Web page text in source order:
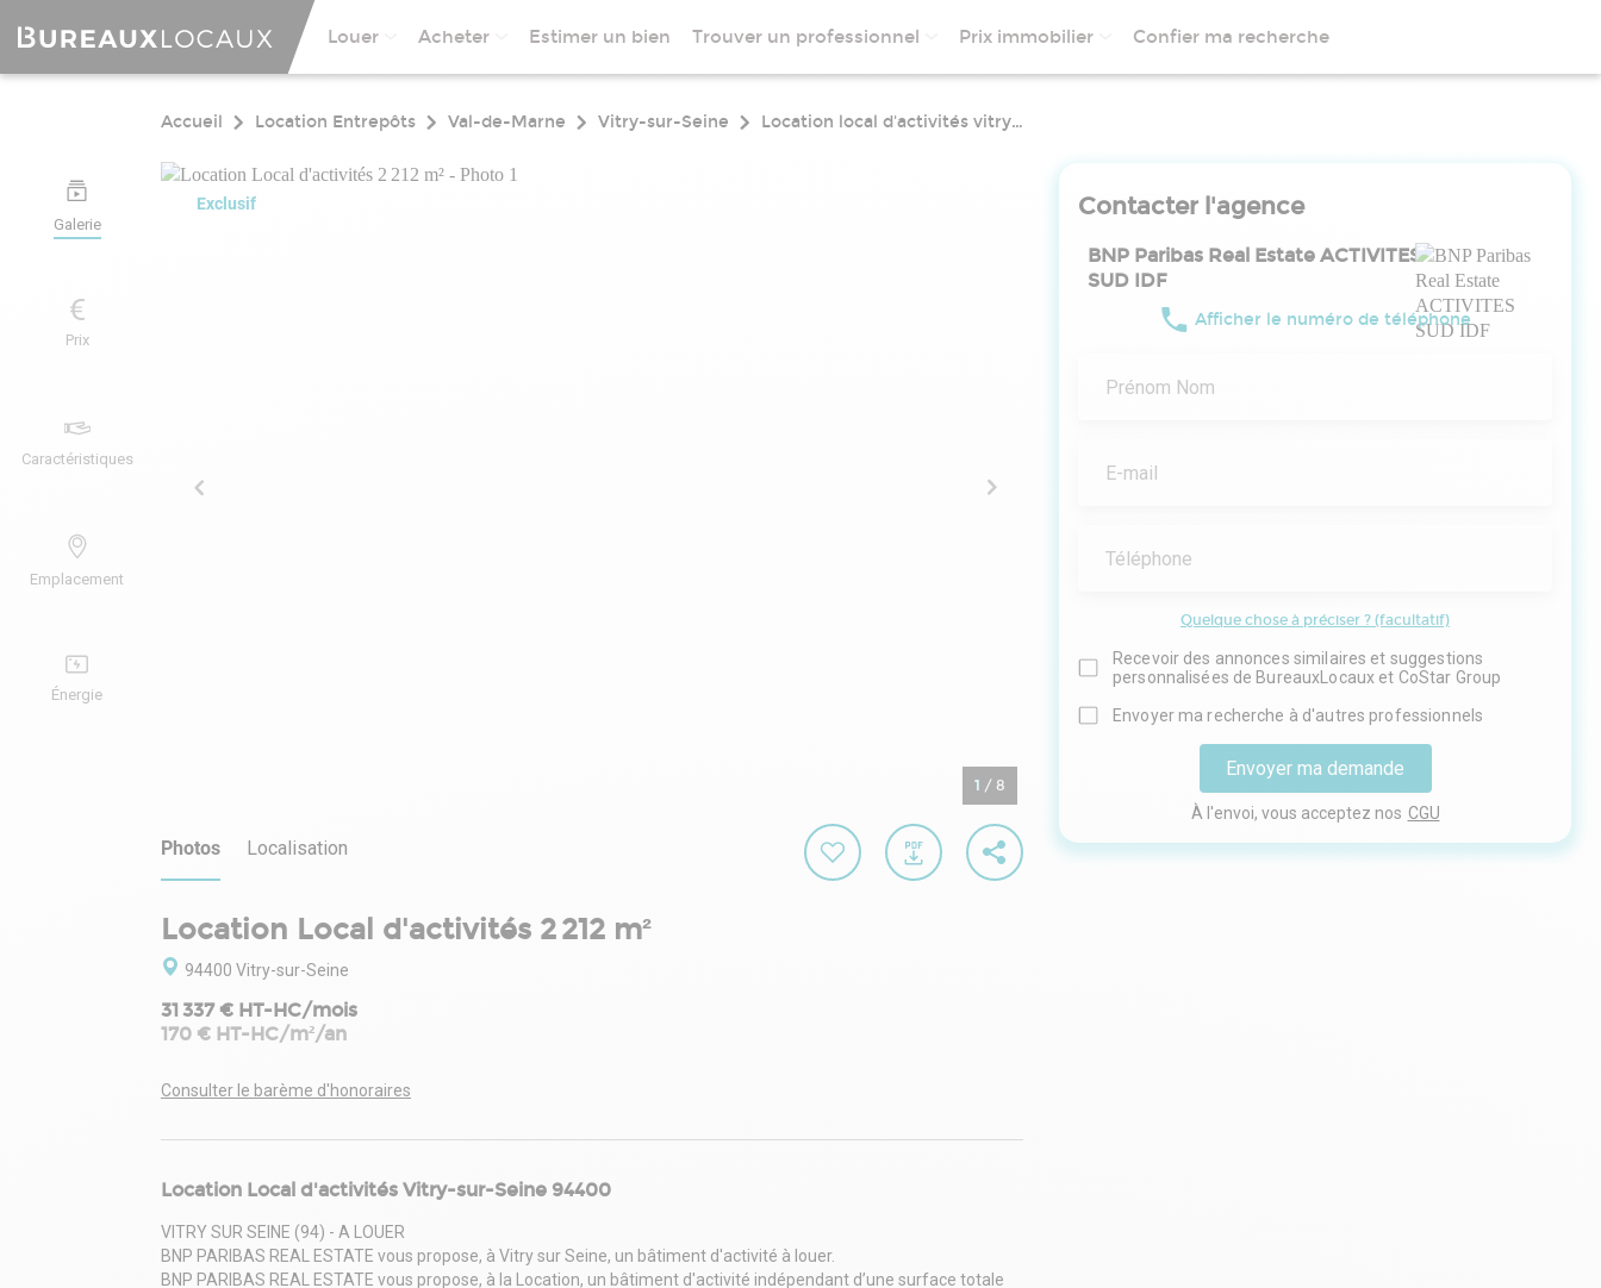
Louer Acheter Estimer un bien Trouver un professionnel Prix immobilier Confier ma recherche
Galerie
Prix
Caractéristiques
Emplacement
Énergie
Accueil Location Entrepôts Val-de-Marne Vitry-sur-Seine Location local d'activités vitry-sur-seine 94400
Exclusif
1 / 8
Photos Localisation
Location Local d'activités 2 212 m²
94400 Vitry-sur-Seine
31 337 € HT-HC/mois
170 € HT-HC/m²/an
Consulter le barème d'honoraires
Location Local d'activités Vitry-sur-Seine 94400
VITRY SUR SEINE (94) - A LOUER
BNP PARIBAS REAL ESTATE vous propose, à Vitry sur Seine, un bâtiment d'activité à louer.
BNP PARIBAS REAL ESTATE vous propose, à la Location, un bâtiment d'activité indépendant d’une surface totale
Contacter l'agence
BNP Paribas Real Estate ACTIVITES
SUD IDF
Afficher le numéro de téléphone
Prénom Nom
E-mail
Téléphone
Quelque chose à préciser ? (facultatif)
Recevoir des annonces similaires et suggestions
personnalisées de BureauxLocaux et CoStar Group
Envoyer ma recherche à d'autres professionnels
Envoyer ma demande
À l'envoi, vous acceptez nos CGU